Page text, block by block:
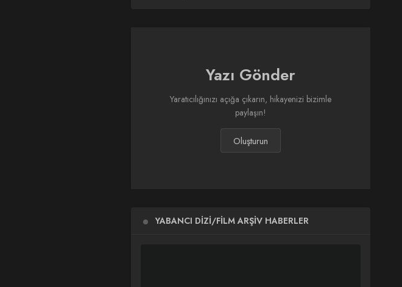
Yazı Gönder
Yaratıcılığınızı açığa çıkarın, hikayenizi bizimle
paylaşın!
Oluşturun
YABANCI DIZI/FILM ARŞIV HABERLER